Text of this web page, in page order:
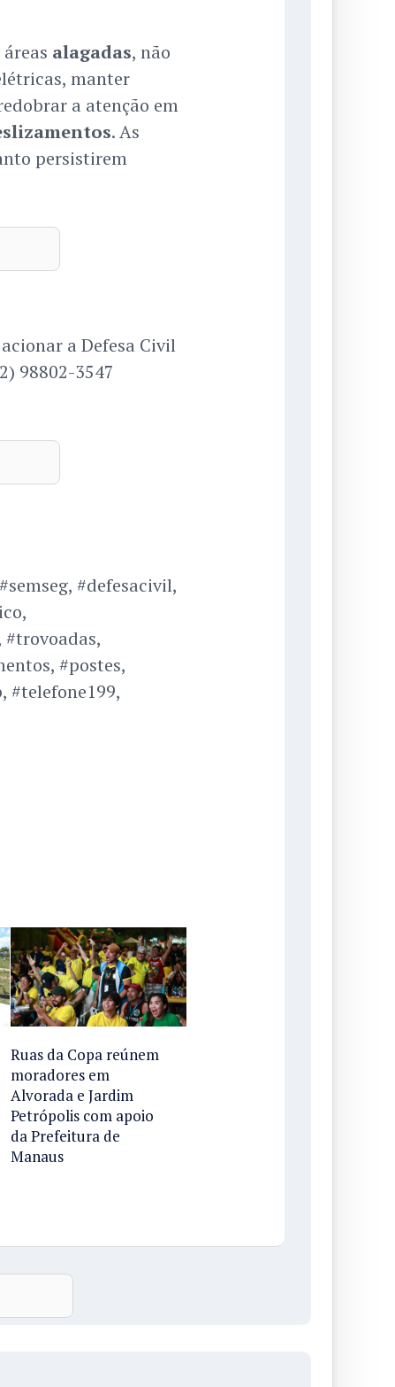
alagadas, não
manter
a atenção em
. As
persistirem
a Defesa Civil
98802-3547
#defesacivil,
#trovoadas,
#postes,
#telefone199,
Ruas da Copa reúnem
moradores em
Alvorada e Jardim
Petrópolis com apoio
da Prefeitura de
Manaus